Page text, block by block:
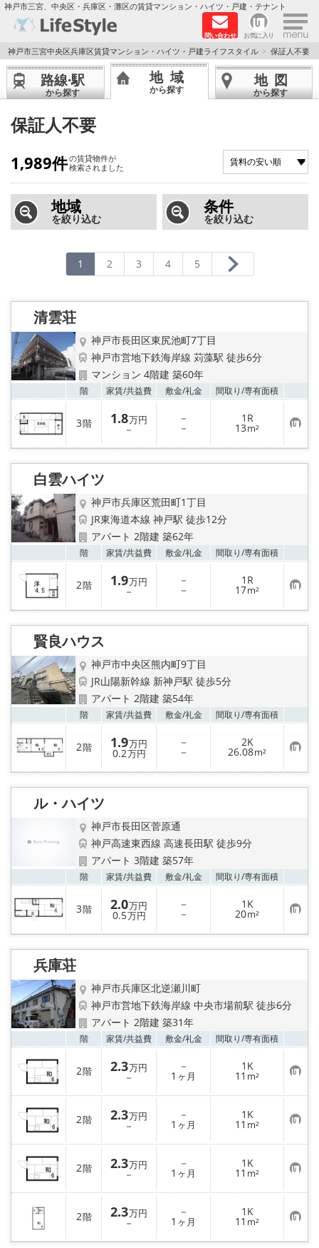
神戸市三宮、中央区・兵庫区・灘区の賃貸マンション・ハイツ・戸建・テナント
問い合わせ お気に入り ×
TOPページ
神戸の単身向けマンション特集
新築物件
敷金·礼金0円特集
保証人不要
高級賃貸
リノベーション物件
路線·駅から探す
地域から探す
店舗情報·アクセス
会社概要
メールでお問い合わせ
神戸市三宮中央区兵庫区賃貸マンション・ハイツ・戸建ライフスタイル 保証人不要
路線·駅
から探す
地域
から探す
地図
から探す
保証人不要
1,989件の賃貸物件が
検索されました
地域
を絞り込む
条件
を絞り込む
1 2 3 4 5
清雲荘
神戸市長田区東尻池町7丁目
神戸市営地下鉄海岸線 苅藻駅 徒歩6分
マンション 4階建 築60年
階 家賃/共益費 敷金/礼金 間取り/専有面積
3階 1.8万円
－
－
－
1R
13m² お
気
に
り
白雲ハイツ
神戸市兵庫区荒田町1丁目
JR東海道本線 神戸駅 徒歩12分
アパート 2階建 築62年
階 家賃/共益費 敷金/礼金 間取り/専有面積
2階 1.9万円
－
－
－
1R
17m² お
気
に
り
賢良ハウス
神戸市中央区熊内町9丁目
JR山陽新幹線 新神戸駅 徒歩5分
アパート 2階建 築54年
階 家賃/共益費 敷金/礼金 間取り/専有面積
2階 1.9万円
0.2万円
－
－
2K
26.08m² お
気
に
り
ル・ハイツ
神戸市長田区菅原通
神戸高速東西線 高速長田駅 徒歩9分
アパート 3階建 築57年
階 家賃/共益費 敷金/礼金 間取り/専有面積
3階 2.0万円
0.5万円
－
－
1K
20m² お
気
に
り
兵庫荘
神戸市兵庫区北逆瀬川町
神戸市営地下鉄海岸線 中央市場前駅 徒歩6分
アパート 2階建 築31年
階 家賃/共益費 敷金/礼金 間取り/専有面積
2階 2.3万円
－
－
1 ヶ月
1K
11 m² お
気
に
入
り
登
録
2階 2.3万円
－
－
1 ヶ月
1K
11 m² お
気
に
入
り
登
録
2階 2.3万円
－
－
1 ヶ月
1K
11 m² お
気
に
入
り
登
録
2階 2.3万円
－
－
1 ヶ月
1K
11 m² お
気
に